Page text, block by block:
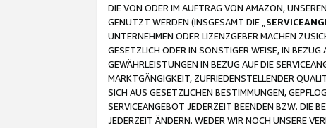
DIE VON ODER IM AUFTRAG VON AMAZON,
GENUTZT WERDEN (INSGESAMT DIE „
UNTERNEHMEN ODER LIZENZGEBER MACHEN
GESETZLICH ODER IN SONSTIGER WEISE, IN
GEWÄHRLEISTUNGEN IN BEZUG AUF DIE
MARKTGÄNGIGKEIT, ZUFRIEDENSTELLENDER
SICH AUS GESETZLICHEN BESTIMMUNGEN,
SERVICEANGEBOT JEDERZEIT BEENDEN BZW. DIE
JEDERZEIT ÄNDERN. WEDER WIR NOCH UNSERE